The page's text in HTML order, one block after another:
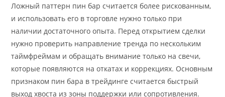
Ложный паттерн пин бар считается более рискованным,
и использовать его в торговле нужно только при
наличии достаточного опыта. Перед открытием сделки
нужно проверить направление тренда по нескольким
таймфреймам и обращать внимание только на свечи,
которые появляются на откатах и коррекциях. Основным
признаком пин бара в трейдинге считается быстрый
выход хвоста из зоны поддержки или сопротивления.